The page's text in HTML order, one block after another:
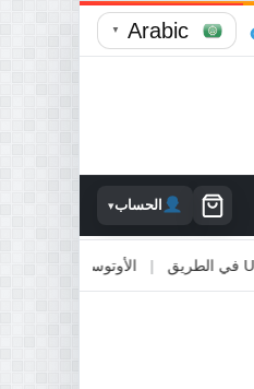
Arabic
▼
الحساب▾
| الأوتوستراد والطرق